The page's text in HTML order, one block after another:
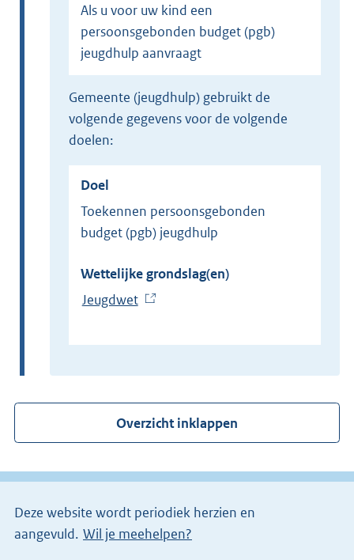
Als u voor uw kind een
persoonsgebonden budget (pgb)
jeugdhulp aanvraagt
gemeente (jeugdhulp) gebruikt de
volgende gegevens voor de volgende
doelen:
Doel
Toekennen persoonsgebonden
budget (pgb) jeugdhulp
Wettelijke grondslag(en)
Jeugdwet(
x
r
n
l
n
k
Overzicht inklappen
Deze website wordt periodiek herzien en
aangevuld. Wil je meehelpen?